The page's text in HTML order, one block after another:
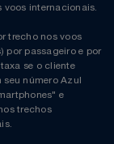
voos internacionais.
trecho nos voos
por passageiro e por
se o cliente
número Azul
e
trechos